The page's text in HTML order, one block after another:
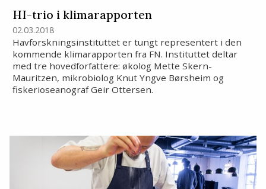
HI-trio i klimarapporten
02.03.2018
Havforskningsinstituttet er tungt representert i den
kommende klimarapporten fra FN. Instituttet deltar
med tre hovedforfattere: økolog Mette Skern-
Mauritzen, mikrobiolog Knut Yngve Børsheim og
fiskerioseanograf Geir Ottersen.